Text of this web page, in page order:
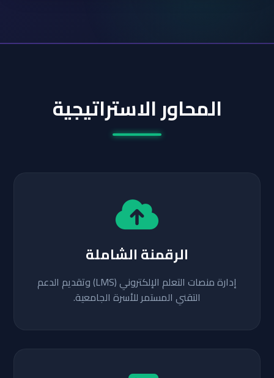
المحاور الاستراتيجية
الرقمنة الشاملة
إدارة منصات التعلم الإلكتروني (LMS) وتقديم الدعم
التقني المستمر للأسرة الجامعية.